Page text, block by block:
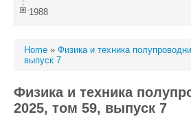
1988
Home » Физика и техника
выпуск 7
Физика и техника
2025, том 59, выпуск 7